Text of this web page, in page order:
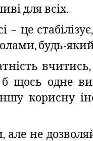
для всіх.
– це
будь-
одне
корисну
але не